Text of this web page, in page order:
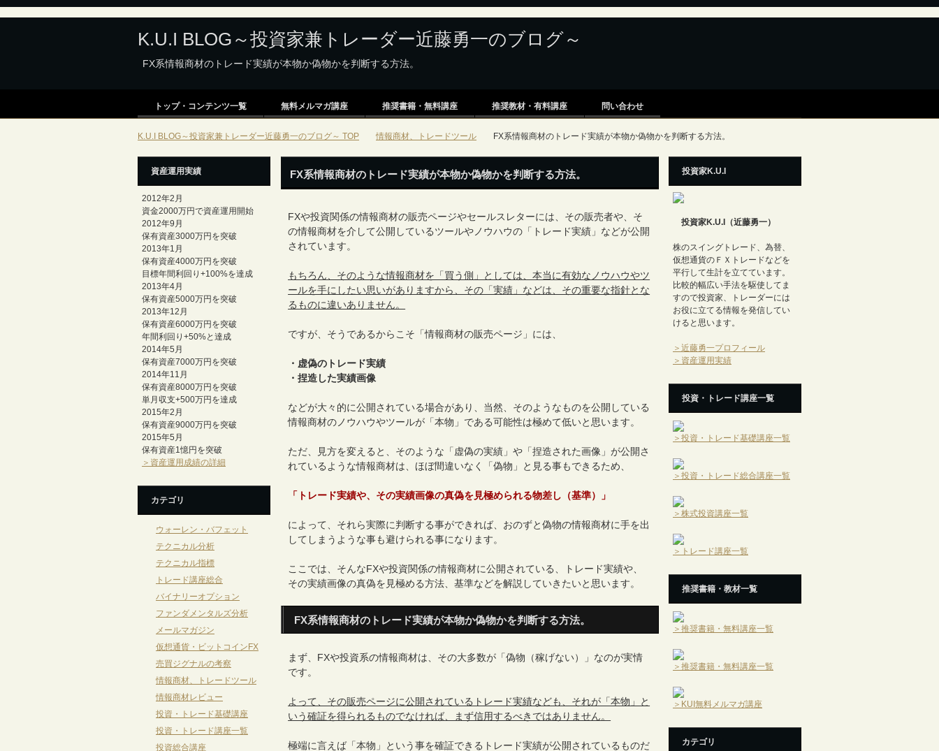
K.U.I BLOG～投資家兼トレーダー近藤勇一のブログ～
FX系情報商材のトレード実績が本物か偽物かを判断する方法。
トップ・コンテンツ一覧 無料メルマガ講座 推奨書籍・無料講座 推奨教材・有料講座 問い合わせ
K.U.I BLOG～投資家兼トレーダー近藤勇一のブログ～ TOP 情報商材、トレードツール FX系情報商材のトレード実績が本物か偽物かを判断する方法。
FX系情報商材のトレード実績が本物か偽物かを判断する方法。
FXや投資関係の情報商材の販売ページやセールスレターには、その販売者や、そ
の情報商材を介して公開しているツールやノウハウの「トレード実績」などが公開
されています。
もちろん、そのような情報商材を「買う側」としては、本当に有効なノウハウやツ
ールを手にしたい思いがありますから、その「実績」などは、その重要な指針とな
るものに違いありません。
ですが、そうであるからこそ「情報商材の販売ページ」には、
・虚偽のトレード実績
・捏造した実績画像
などが大々的に公開されている場合があり、当然、そのようなものを公開している
情報商材のノウハウやツールが「本物」である可能性は極めて低いと思います。
ただ、見方を変えると、そのような「虚偽の実績」や「捏造された画像」が公開さ
れているような情報商材は、ほぼ間違いなく「偽物」と見る事もできるため、
「トレード実績や、その実績画像の真偽を見極められる物差し（基準）」
によって、それら実際に判断する事ができれば、おのずと偽物の情報商材に手を出
してしまうような事も避けられる事になります。
ここでは、そんなFXや投資関係の情報商材に公開されている、トレード実績や、
その実績画像の真偽を見極める方法、基準などを解説していきたいと思います。
FX系情報商材のトレード実績が本物か偽物かを判断する方法。
まず、FXや投資系の情報商材は、その大多数が「偽物（稼げない）」なのが実情
です。
よって、その販売ページに公開されているトレード実績なども、それが「本物」と
いう確証を得られるものでなければ、まず信用するべきではありません。
極端に言えば「本物」という事を確証できるトレード実績が公開されているものだ
資産運用実績
2012年2月
資金2000万円で資産運用開始
2012年9月
保有資産3000万円を突破
2013年1月
保有資産4000万円を突破
目標年間利回り+100%を達成
2013年4月
保有資産5000万円を突破
2013年12月
保有資産6000万円を突破
年間利回り+50%と達成
2014年5月
保有資産7000万円を突破
2014年11月
保有資産8000万円を突破
単月収支+500万円を達成
2015年2月
保有資産9000万円を突破
2015年5月
保有資産1憶円を突破
＞資産運用成績の詳細
カテゴリ
ウォーレン・バフェット
テクニカル分析
テクニカル指標
トレード講座総合
バイナリーオプション
ファンダメンタルズ分析
メールマガジン
仮想通貨・ビットコインFX
売買ジグナルの考察
情報商材、トレードツール
情報商材レビュー
投資・トレード基礎講座
投資・トレード講座一覧
投資総合講座
投資家K.U.I
投資家K.U.I（近藤勇一）
株のスイングトレード、為替、
仮想通貨のＦＸトレードなどを
平行して生計を立てています。
比較的幅広い手法を駆使してま
すので投資家、トレーダーには
お役に立てる情報を発信してい
けると思います。
＞近藤勇一プロフィール
＞資産運用実績
投資・トレード講座一覧
＞投資・トレード基礎講座一覧
＞投資・トレード総合講座一覧
＞株式投資講座一覧
＞トレード講座一覧
推奨書籍・教材一覧
＞推奨書籍・無料講座一覧
＞推奨書籍・無料講座一覧
＞KUI無料メルマガ講座
カテゴリ